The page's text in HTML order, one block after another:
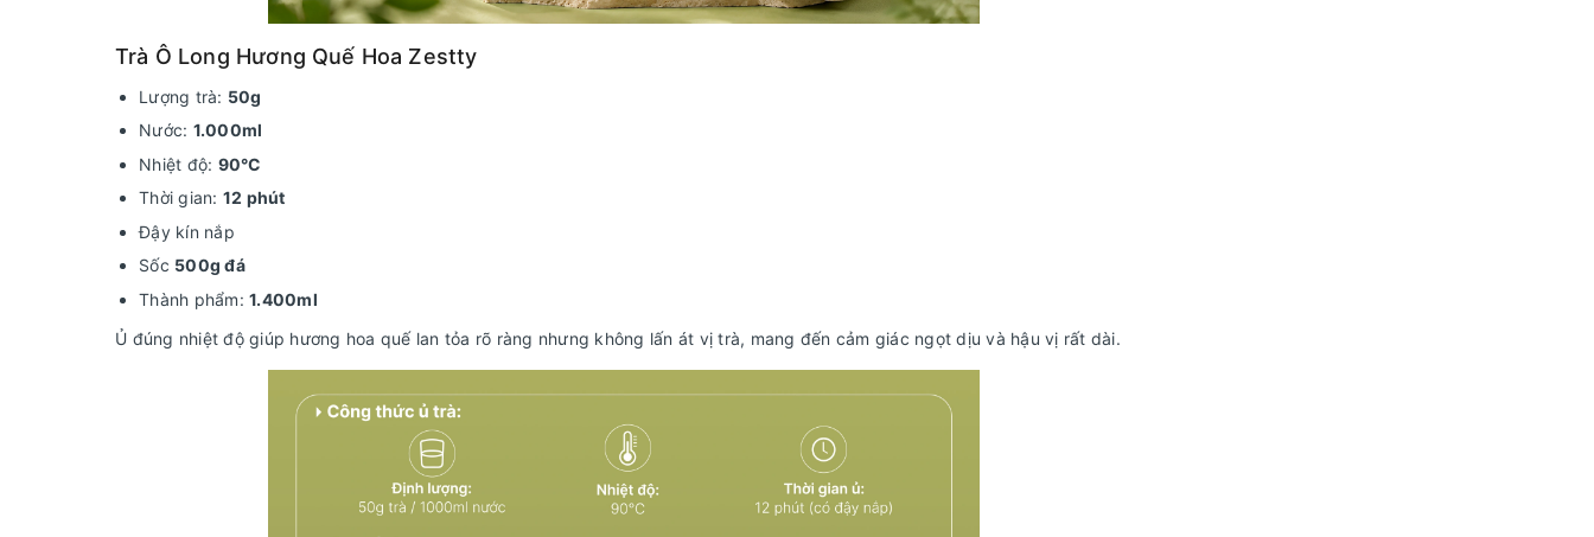
Trà Ô Long Hương Quế Hoa Zestty
Lượng trà: 50g
Nước: 1.000ml
Nhiệt độ: 90°C
Thời gian: 12 phút
Đậy kín nắp
Sốc 500g đá
Thành phẩm: 1.400ml
Ủ đúng nhiệt độ giúp hương hoa quế lan tỏa rõ ràng nhưng không lấn át vị trà, mang đến cảm giác ngọt dịu và hậu vị rất dài.